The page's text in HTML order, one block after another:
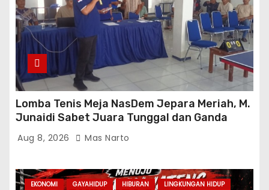
Lomba Tenis Meja NasDem Jepara Meriah, M.
Junaidi Sabet Juara Tunggal dan Ganda
Aug 8, 2026 Mas Narto
EKONOMI GAYAHIDUP HIBURAN
LINGKUNGAN HIDUP